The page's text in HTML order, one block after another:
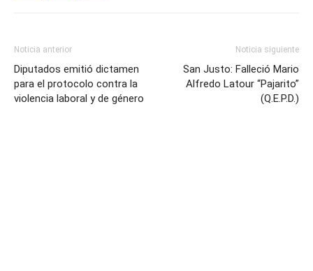
Noticia anterior
Diputados emitió dictamen
para el protocolo contra la
violencia laboral y de género
Noticia siguiente
San Justo: Falleció Mario
Alfredo Latour “Pajarito”
(Q.E.P.D.)